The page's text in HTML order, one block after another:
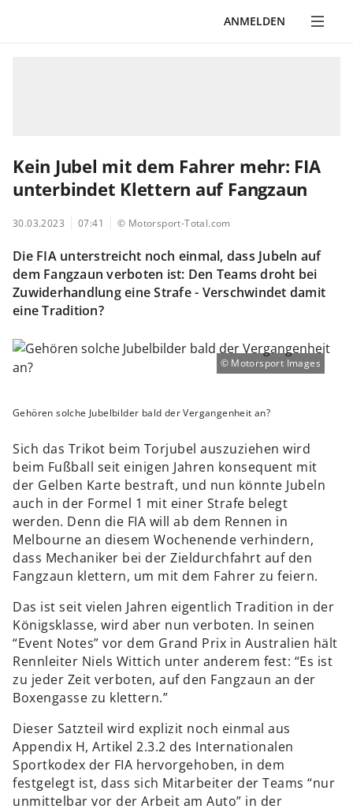
ANMELDEN
Kein Jubel mit dem Fahrer mehr: FIA
unterbindet Klettern auf Fangzaun
30.03.2023 07:41 © Motorsport-Total.com
Die FIA unterstreicht noch einmal, dass Jubeln auf
dem Fangzaun verboten ist: Den Teams droht bei
Zuwiderhandlung eine Strafe - Verschwindet damit
eine Tradition?
Gehören solche Jubelbilder bald der Vergangenheit an?
Motorsport Images
Sich das Trikot beim Torjubel auszuziehen wird
beim Fußball seit einigen Jahren konsequent mit
der Gelben Karte bestraft, und nun könnte Jubeln
auch in der Formel 1 mit einer Strafe belegt
werden. Denn die FIA will ab dem Rennen in
Melbourne an diesem Wochenende verhindern,
dass Mechaniker bei der Zieldurchfahrt auf den
Fangzaun klettern, um mit dem Fahrer zu feiern.
Das ist seit vielen Jahren eigentlich Tradition in der
Königsklasse, wird aber nun verboten. In seinen
“Event Notes” vor dem Grand Prix in Australien hält
Rennleiter Niels Wittich unter anderem fest: “Es ist
zu jeder Zeit verboten, auf den Fangzaun an der
Boxengasse zu klettern.”
Dieser Satzteil wird explizit noch einmal aus
Appendix H, Artikel 2.3.2 des Internationalen
Sportkodex der FIA hervorgehoben, in dem
festgelegt ist, dass sich Mitarbeiter der Teams “nur
unmittelbar vor der Arbeit am Auto” in der